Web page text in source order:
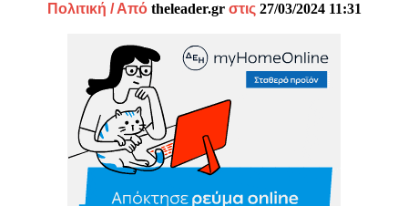
Πολιτική / Από theleader.gr στις 27/03/2024 11:31